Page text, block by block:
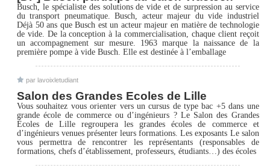
Busch, le spécialiste des solutions de vide et de surpression au service
du transport pneumatique. Busch, acteur majeur du vide industriel
Déjà 50 ans que Busch est un acteur majeur en matière de technologie
de vide. De la conception à la commercialisation, chaque client reçoit
un accompagnement sur mesure. 1963 marque la naissance de la
première pompe à vide Busch. Elle est destinée à l’emballage
par lavoixletudiant
Salon des Grandes Ecoles de Lille
Vous souhaitez vous orienter vers un cursus de type bac +5 dans une
grande école de commerce ou d’ingénieurs ? Le Salon des Grandes
Écoles de Lille regroupera les grandes écoles de commerce et
d’ingénieurs venues présenter leurs formations. Les exposants Le salon
vous permettra de rencontrer les représentants (responsables de
formations, chefs d’établissement, professeurs, étudiants…) des écoles